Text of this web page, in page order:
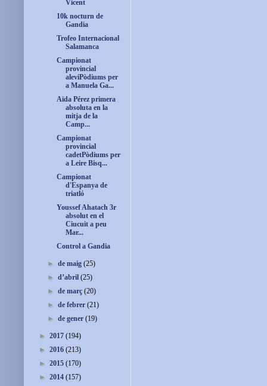
Vicent
10k nocturn de
Gandia
Trofeo Internacional
Salamanca
Campionat
provincial
aleviPòdiums per
a Manuela Ga...
Aïda Pérez primera
absoluta en la
mitja de la
Camp...
Campionat
provincial
cadetPòdiums per
a Leire Bisq...
Campionat
d'Espanya de
triatló
Youssef Ahatach 3r
absolut en el
Ciucuit a peu
Mar...
Control a Gandia
►de maig(25)
►d’abril(25)
►de març(20)
►de febrer(21)
►de gener(19)
► 2017 (194)
► 2016 (213)
► 2015 (170)
► 2014 (157)